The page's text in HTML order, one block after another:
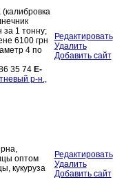
за 1 тонну;
6100 грн
4 по
35 74 E-
р-н.,
Редактировать
Удалить
Добавить сайт
оптом
кукуруза
Редактировать
Удалить
Добавить сайт